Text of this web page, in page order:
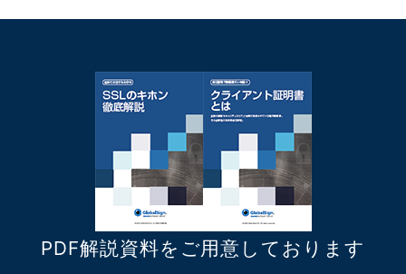
PDF解説資料をご用意しております